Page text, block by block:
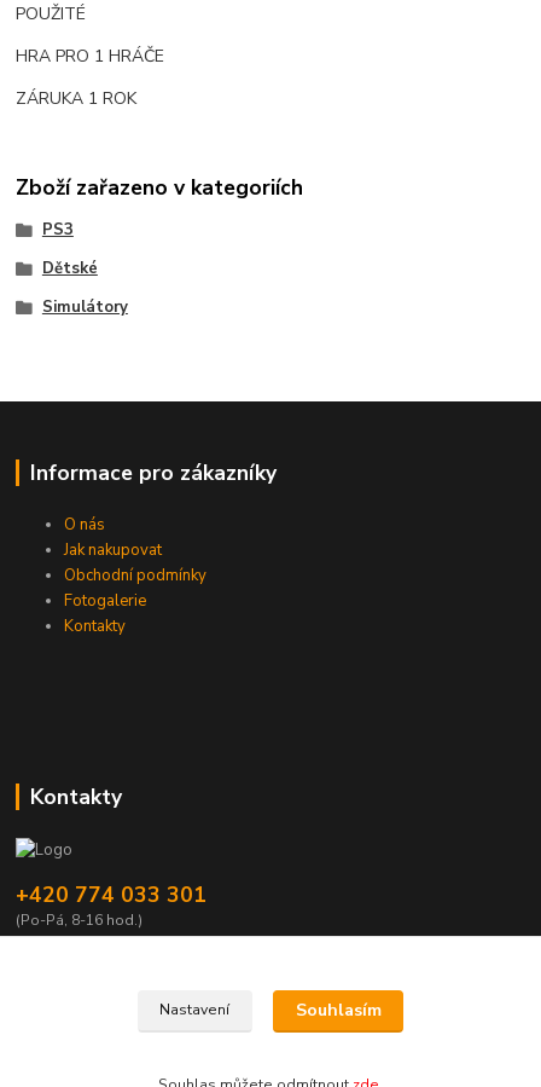
POUŽITÉ
HRA PRO 1 HRÁČE
ZÁRUKA 1 ROK
Zboží zařazeno v kategoriích
PS3
Dětské
Simulátory
Informace pro zákazníky
O nás
Jak nakupovat
Obchodní podmínky
Fotogalerie
Kontakty
Kontakty
+420 774 033 301
(Po-Pá, 8-16 hod.)
Nastavení Souhlasím